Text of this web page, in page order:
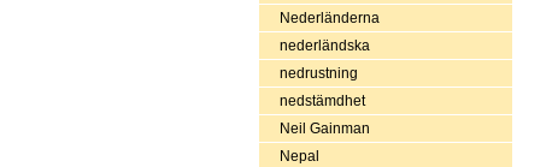
Nederländerna
nederländska
nedrustning
nedstämdhet
Neil Gainman
Nepal